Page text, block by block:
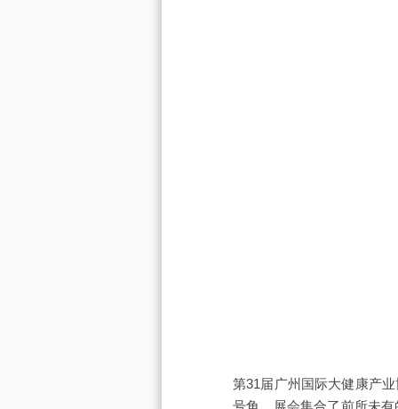
第31届广州国际大健康产
号角。展会集合了前所未